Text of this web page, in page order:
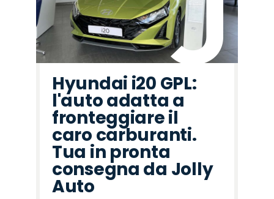
Hyundai i20 GPL:
l'auto adatta a
fronteggiare il
caro carburanti.
Tua in pronta
consegna da Jolly
Auto